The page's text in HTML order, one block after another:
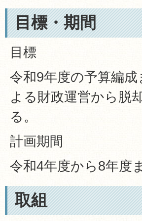
目標・期間
目標
令和9年度の予算編
よる財政運営から脱
る。
計画期間
令和4年度から8年度
取組